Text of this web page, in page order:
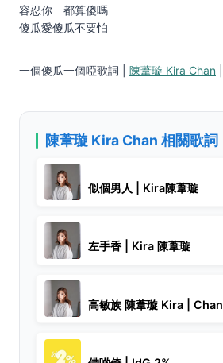
容忍你 都算傻嗎
傻瓜愛傻瓜不要怕
一個傻瓜一個啞歌詞 | 陳葦璇 Kira Chan
陳葦璇 Kira Chan 相關歌詞
似個男人 | Kira陳葦璇
左手香 | Kira 陳葦璇
高敏族 陳葦璇 Kira | Chan